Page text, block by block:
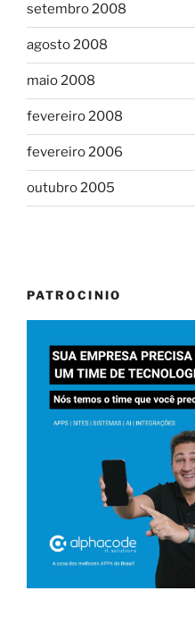
setembro 2008
agosto 2008
maio 2008
fevereiro 2008
fevereiro 2006
outubro 2005
PATROCINIO